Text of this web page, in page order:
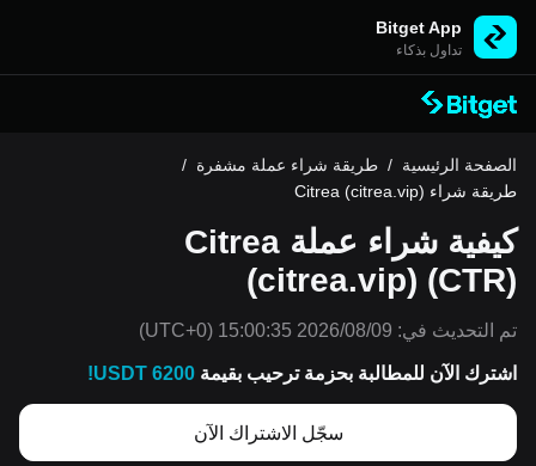
Bitget App
تداول بذكاء
الصفحة الرئيسية / طريقة شراء عملة مشفرة /
طريقة شراء Citrea (citrea.vip)
كيفية شراء عملة Citrea
(citrea.vip) (CTR)
تم التحديث في: 2026/08/09 15:00:35
(UTC+0)
اشترك الآن للمطالبة بحزمة ترحيب بقيمة 6200 USDT!
سجّل الاشتراك الآن